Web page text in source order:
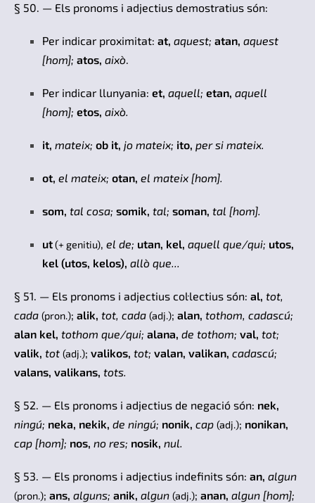
§ 50. — Els pronoms i adjectius demostratius són:
Per indicar proximitat: at, aquest; atan, aquest
[hom]; atos, això.
Per indicar llunyania: et, aquell; etan, aquell
[hom]; etos, això.
it, mateix; ob it, jo mateix; ito, per si mateix.
ot, el mateix; otan, el mateix [hom].
som, tal cosa; somik, tal; soman, tal [hom].
ut(+ genitiu), el de; utan, kel, aquell que/qui; utos,
kel (utos, kelos), allò que...
§ 51. — Els pronoms i adjectius col·lectius són: al, tot,
cada (pron.); alik, tot, cada (adj.); alan, tothom, cadascú;
alan kel, tothom que/qui; alana, de tothom; val, tot;
valik, tot (adj.); valikos, tot; valan, valikan, cadascú;
valans, valikans, tots.
§ 52. — Els pronoms i adjectius de negació són: nek,
ningú; neka, nekik, de ningú; nonik, cap (adj.); nonikan,
cap [hom]; nos, no res; nosik, nul.
§ 53. — Els pronoms i adjectius indefinits són: an, algun
(pron.); ans, alguns; anik, algun (adj.); anan, algun [hom];